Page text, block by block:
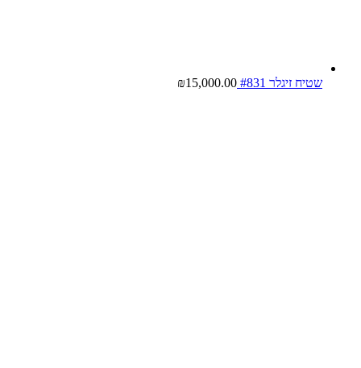
שטיח זיגלר #831 ₪15,000.00